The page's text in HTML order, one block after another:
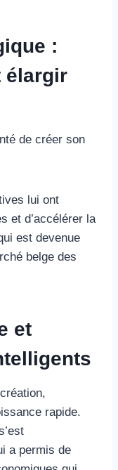
:
élargir
de créer son
lui ont
et d’accélérer la
est devenue
belge des
et
rapide.
a permis de